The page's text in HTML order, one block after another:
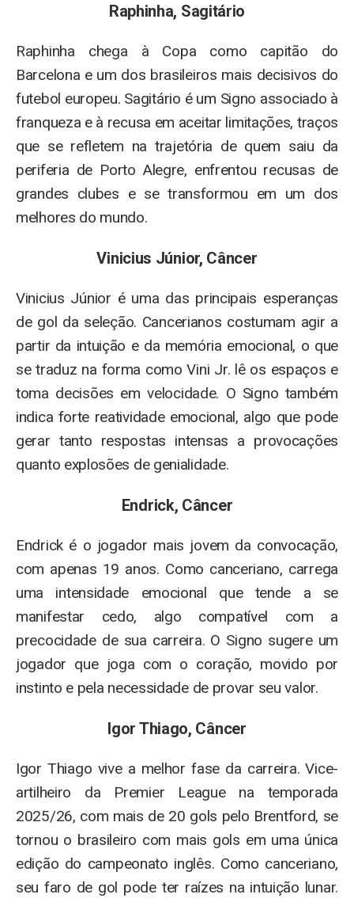
Raphinha, Sagitário
Raphinha chega à Copa como capitão do
Barcelona e um dos brasileiros mais decisivos do
futebol europeu. Sagitário é um Signo associado à
franqueza e à recusa em aceitar limitações, traços
que se refletem na trajetória de quem saiu da
periferia de Porto Alegre, enfrentou recusas de
grandes clubes e se transformou em um dos
melhores do mundo.
Vinicius Júnior, Câncer
Vinicius Júnior é uma das principais esperanças
de gol da seleção. Cancerianos costumam agir a
partir da intuição e da memória emocional, o que
se traduz na forma como Vini Jr. lê os espaços e
toma decisões em velocidade. O Signo também
indica forte reatividade emocional, algo que pode
gerar tanto respostas intensas a provocações
quanto explosões de genialidade.
Endrick, Câncer
Endrick é o jogador mais jovem da convocação,
com apenas 19 anos. Como canceriano, carrega
uma intensidade emocional que tende a se
manifestar cedo, algo compatível com a
precocidade de sua carreira. O Signo sugere um
jogador que joga com o coração, movido por
instinto e pela necessidade de provar seu valor.
Igor Thiago, Câncer
Igor Thiago vive a melhor fase da carreira. Vice-
artilheiro da Premier League na temporada
2025/26, com mais de 20 gols pelo Brentford, se
tornou o brasileiro com mais gols em uma única
edição do campeonato inglês. Como canceriano,
seu faro de gol pode ter raízes na intuição lunar.